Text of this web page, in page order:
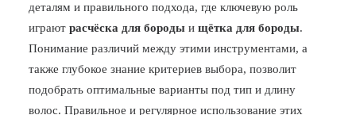
деталям и правильного подхода, где ключевую роль
играют расчёска для бороды и щётка для бороды.
Понимание различий между этими инструментами, а
также глубокое знание критериев выбора, позволит
подобрать оптимальные варианты под тип и длину
волос. Правильное и регулярное использование этих